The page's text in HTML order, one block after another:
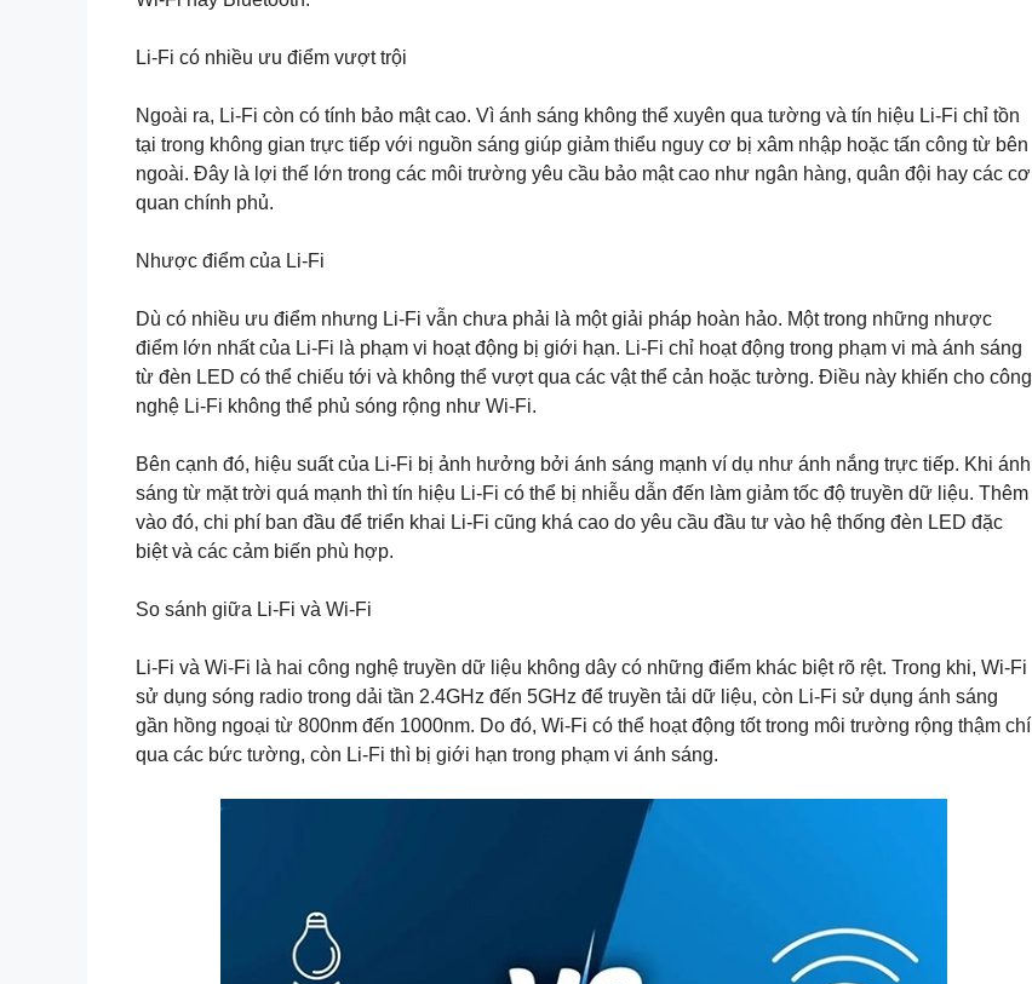
Li-Fi có nhiều ưu điểm vượt trội
Ngoài ra, Li-Fi còn có tính bảo mật cao. Vì ánh sáng không thể xuyên qua tường và tín hiệu Li-Fi chỉ tồn
tại trong không gian trực tiếp với nguồn sáng giúp giảm thiểu nguy cơ bị xâm nhập hoặc tấn công từ bên
ngoài. Đây là lợi thế lớn trong các môi trường yêu cầu bảo mật cao như ngân hàng, quân đội hay các cơ
quan chính phủ.
Nhược điểm của Li-Fi
Dù có nhiều ưu điểm nhưng Li-Fi vẫn chưa phải là một giải pháp hoàn hảo. Một trong những nhược
điểm lớn nhất của Li-Fi là phạm vi hoạt động bị giới hạn. Li-Fi chỉ hoạt động trong phạm vi mà ánh sáng
từ đèn LED có thể chiếu tới và không thể vượt qua các vật thể cản hoặc tường. Điều này khiến cho công
nghệ Li-Fi không thể phủ sóng rộng như Wi-Fi.
Bên cạnh đó, hiệu suất của Li-Fi bị ảnh hưởng bởi ánh sáng mạnh ví dụ như ánh nắng trực tiếp. Khi ánh
sáng từ mặt trời quá mạnh thì tín hiệu Li-Fi có thể bị nhiễu dẫn đến làm giảm tốc độ truyền dữ liệu. Thêm
vào đó, chi phí ban đầu để triển khai Li-Fi cũng khá cao do yêu cầu đầu tư vào hệ thống đèn LED đặc
biệt và các cảm biến phù hợp.
So sánh giữa Li-Fi và Wi-Fi
Li-Fi và Wi-Fi là hai công nghệ truyền dữ liệu không dây có những điểm khác biệt rõ rệt. Trong khi, Wi-Fi
sử dụng sóng radio trong dải tần 2.4GHz đến 5GHz để truyền tải dữ liệu, còn Li-Fi sử dụng ánh sáng
gần hồng ngoại từ 800nm đến 1000nm. Do đó, Wi-Fi có thể hoạt động tốt trong môi trường rộng thậm chí
qua các bức tường, còn Li-Fi thì bị giới hạn trong phạm vi ánh sáng.